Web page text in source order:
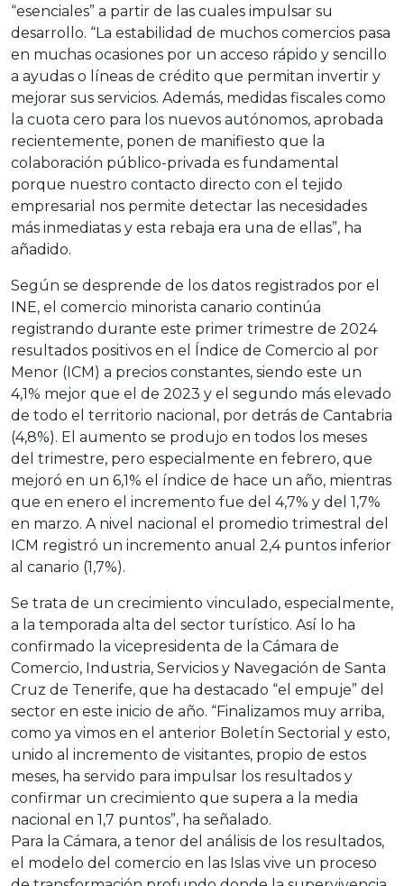
“esenciales” a partir de las cuales impulsar su
desarrollo. “La estabilidad de muchos comercios pasa
en muchas ocasiones por un acceso rápido y sencillo
a ayudas o líneas de crédito que permitan invertir y
mejorar sus servicios. Además, medidas fiscales como
la cuota cero para los nuevos autónomos, aprobada
recientemente, ponen de manifiesto que la
colaboración público-privada es fundamental
porque nuestro contacto directo con el tejido
empresarial nos permite detectar las necesidades
más inmediatas y esta rebaja era una de ellas”, ha
añadido.
Según se desprende de los datos registrados por el
INE, el comercio minorista canario continúa
registrando durante este primer trimestre de 2024
resultados positivos en el Índice de Comercio al por
Menor (ICM) a precios constantes, siendo este un
4,1% mejor que el de 2023 y el segundo más elevado
de todo el territorio nacional, por detrás de Cantabria
(4,8%). El aumento se produjo en todos los meses
del trimestre, pero especialmente en febrero, que
mejoró en un 6,1% el índice de hace un año, mientras
que en enero el incremento fue del 4,7% y del 1,7%
en marzo. A nivel nacional el promedio trimestral del
ICM registró un incremento anual 2,4 puntos inferior
al canario (1,7%).
Se trata de un crecimiento vinculado, especialmente,
a la temporada alta del sector turístico. Así lo ha
confirmado la vicepresidenta de la Cámara de
Comercio, Industria, Servicios y Navegación de Santa
Cruz de Tenerife, que ha destacado “el empuje” del
sector en este inicio de año. “Finalizamos muy arriba,
como ya vimos en el anterior Boletín Sectorial y esto,
unido al incremento de visitantes, propio de estos
meses, ha servido para impulsar los resultados y
confirmar un crecimiento que supera a la media
nacional en 1,7 puntos”, ha señalado.
Para la Cámara, a tenor del análisis de los resultados,
el modelo del comercio en las Islas vive un proceso